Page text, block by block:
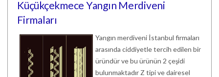
Küçükçekmece Yangın Merdiveni
Firmaları
Yangın merdiveni İstanbul firmaları
arasında ciddiyetle tercih edilen bir
üründür ve bu ürünün 2 çeşidi
bulunmaktadır Z tipi ve dairesel